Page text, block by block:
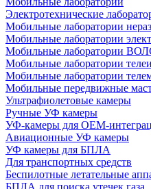
Электротехнические
Мобильные лаборатории
Мобильные лаборатории
Мобильные лаборатории
Мобильные лаборатории
Мобильные лаборатории
Мобильные передвижные
Ультрафиолетовые камеры
Ручные УФ камеры
УФ-камеры для OEM-
Авиационные УФ камеры
УФ камеры для БПЛА
Для транспортных средств
Беспилотные летательные
БПЛА для поиска утечек газа